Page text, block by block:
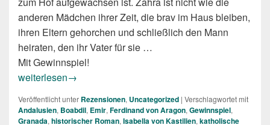
anderen Mädchen ihrer Zeit, die brav im Haus bleiben,
ihren Eltern gehorchen und schließlich den Mann
heiraten, den ihr Vater für sie …
Mit Gewinnspiel!
Lea Korte: Die Maurin
weiterlesen→
Veröffentlicht unter Rezensionen, Uncategorized | Verschlagwortet mit
Andalusien, Boabdil, Emir, Ferdinand von Aragon, Gewinnspiel,
Granada, historischer Roman, Isabella von Kastilien, katholische